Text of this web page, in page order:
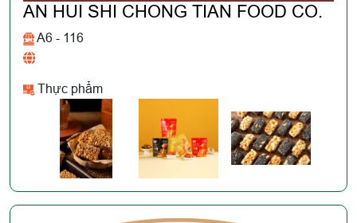
AN HUI SHI CHONG TIAN FOOD CO.
A6 - 116
Thực phẩm